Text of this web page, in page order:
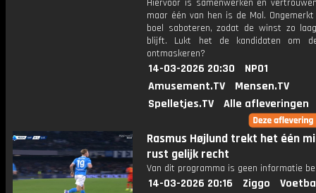
Hiervoor is samenwerken en
maar één van hen is de Mol.
boel saboteren, zodat de winst zo
blijft. Lukt het de kandidaten om
ontmaskeren?
14-03-2026 20:30
NPO1
Amusement.TV
Mensen.TV
Spelletjes.TV
Alle afleveringen
Rasmus Højlund trekt het één
rust gelijk recht
Van dit programma is geen informatie
14-03-2026 20:16 Ziggo